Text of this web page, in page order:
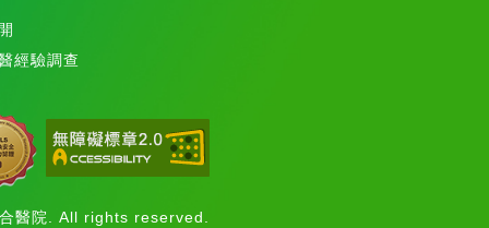
經驗調查
醫院. All rights reserved.